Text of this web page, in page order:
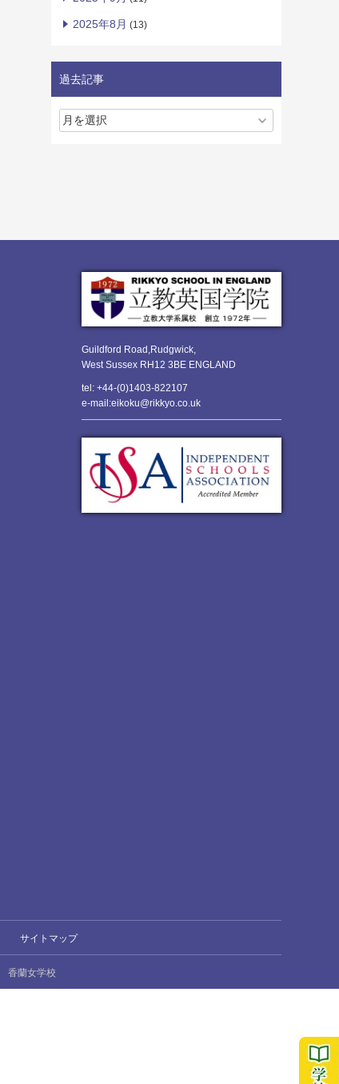
2025年8月 (13)
過去記事
Guildford Road,Rudgwick,
West Sussex RH12 3BE ENGLAND
tel: +44-(0)1403-822107
e-mail:eikoku@rikkyo.co.uk
サイトマップ
香蘭女学校